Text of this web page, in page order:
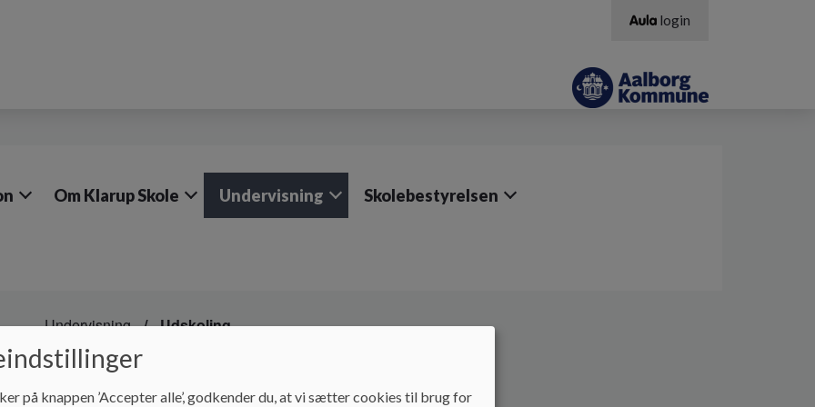
login
Om Klarup Skole Undervisning Skolebestyrelsen
Undervisning Udskoling
Udskolingen
på knappen ’Accepter alle’, godkender du, at vi sætter cookies til brug for